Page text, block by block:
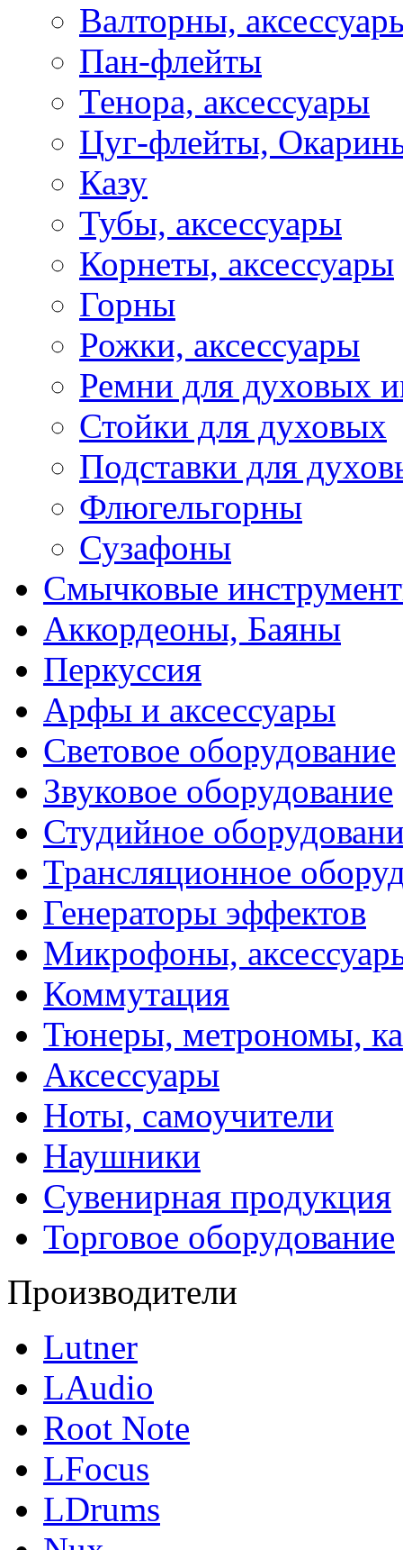
Валторны,
Пан-флейты
Тенора, аксессуары
Цуг-флейты,
Казу
Тубы, аксессуары
Корнеты, аксессуары
Горны
Рожки, аксессуары
Ремни для духовых
Стойки для духовых
Подставки для
Флюгельгорны
Сузафоны
Смычковые
Аккордеоны, Баяны
Перкуссия
Арфы и аксессуары
Световое оборудование
Звуковое оборудование
Студийное
Трансляционное
Генераторы эффектов
Микрофоны,
Коммутация
Тюнеры, метрономы,
Аксессуары
Ноты, самоучители
Наушники
Сувенирная продукция
Торговое оборудование
Производители
Lutner
LAudio
Root Note
LFocus
LDrums